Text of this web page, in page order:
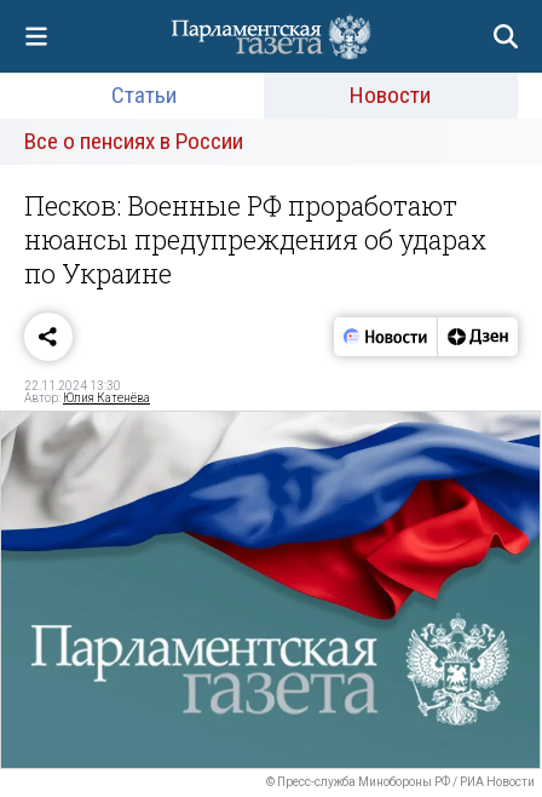
Статьи
Новости
Все о пенсиях в России
Песков: Военные РФ проработают
нюансы предупреждения об ударах
по Украине
22.11.2024 13:30
Автор: Юлия Катенёва
© Пресс-служба Минобороны РФ / РИА Новости